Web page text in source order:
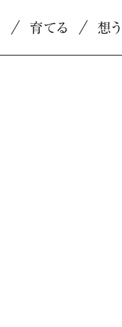
育てる 想う